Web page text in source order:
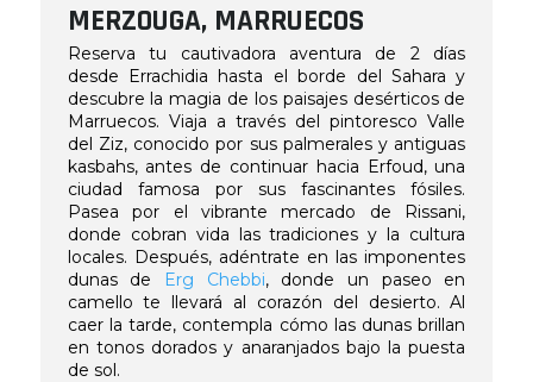
MERZOUGA, MARRUECOS
Reserva tu cautivadora aventura de 2 días
desde Errachidia hasta el borde del Sahara y
descubre la magia de los paisajes desérticos de
Marruecos. Viaja a través del pintoresco Valle
del Ziz, conocido por sus palmerales y antiguas
kasbahs, antes de continuar hacia Erfoud, una
ciudad famosa por sus fascinantes fósiles.
Pasea por el vibrante mercado de Rissani,
donde cobran vida las tradiciones y la cultura
locales. Después, adéntrate en las imponentes
dunas de
Erg Chebbi, donde un paseo en
camello te llevará al corazón del desierto. Al
caer la tarde, contempla cómo las dunas brillan
en tonos dorados y anaranjados bajo la puesta
de sol.